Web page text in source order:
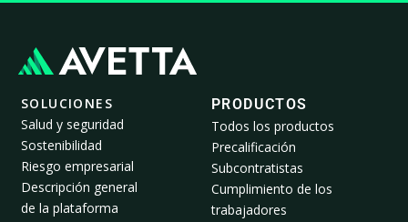
SOLUCIONES
Salud y seguridad
Sostenibilidad
Riesgo empresarial
Descripción general
de la plataforma
PRODUCTOS
Todos los productos
Precalificación
Subcontratistas
Cumplimiento de los
trabajadores